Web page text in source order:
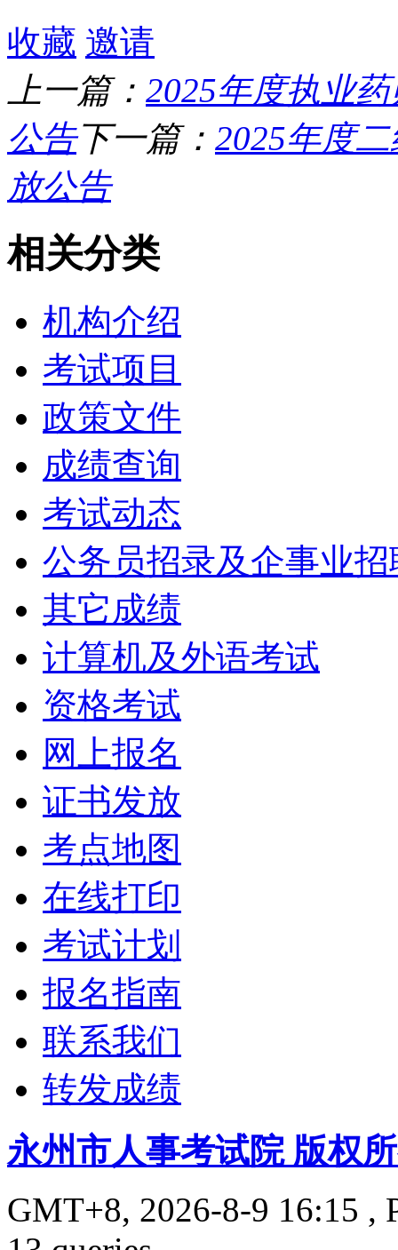
收藏 邀请
上一篇： 2025年度执业
公告下一篇： 2025年度
放公告
相关分类
机构介绍
考试项目
政策文件
成绩查询
考试动态
公务员招录及企事业
其它成绩
计算机及外语考试
资格考试
网上报名
证书发放
考点地图
在线打印
考试计划
报名指南
联系我们
转发成绩
永州市人事考试院 版权
GMT+8, 2026-8-9 16:15 ,